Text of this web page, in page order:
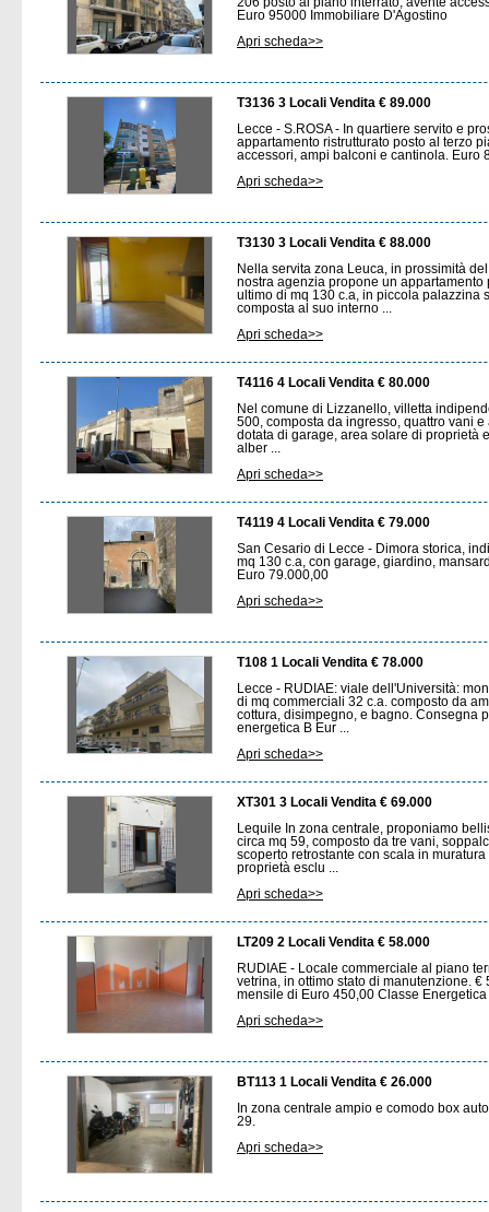
Euro 95000 Immobiliare D'Agostino
Apri scheda>>
T3136 3 Locali Vendita € 89.000
Lecce - S.ROSA - In quartiere servito e
appartamento ristrutturato posto al terzo
accessori, ampi balconi e cantinola. Euro
Apri scheda>>
T3130 3 Locali Vendita € 88.000
Nella servita zona Leuca, in prossimità
nostra agenzia propone un
ultimo di mq 130 c.a, in piccola palazzina
composta al suo interno ...
Apri scheda>>
T4116 4 Locali Vendita € 80.000
Nel comune di Lizzanello, villetta
500, composta da ingresso, quattro vani
dotata di garage, area solare di proprietà
alber ...
Apri scheda>>
T4119 4 Locali Vendita € 79.000
San Cesario di Lecce - Dimora storica,
mq 130 c.a, con garage, giardino,
Euro 79.000,00
Apri scheda>>
T108 1 Locali Vendita € 78.000
Lecce - RUDIAE: viale dell'Università:
di mq commerciali 32 c.a. composto da
cottura, disimpegno, e bagno. Consegna
energetica B Eur ...
Apri scheda>>
XT301 3 Locali Vendita € 69.000
Lequile In zona centrale, proponiamo
circa mq 59, composto da tre vani,
scoperto retrostante con scala in
proprietà esclu ...
Apri scheda>>
LT209 2 Locali Vendita € 58.000
RUDIAE - Locale commerciale al piano
vetrina, in ottimo stato di manutenzione.
mensile di Euro 450,00 Classe
Apri scheda>>
BT113 1 Locali Vendita € 26.000
In zona centrale ampio e comodo box
29.
Apri scheda>>